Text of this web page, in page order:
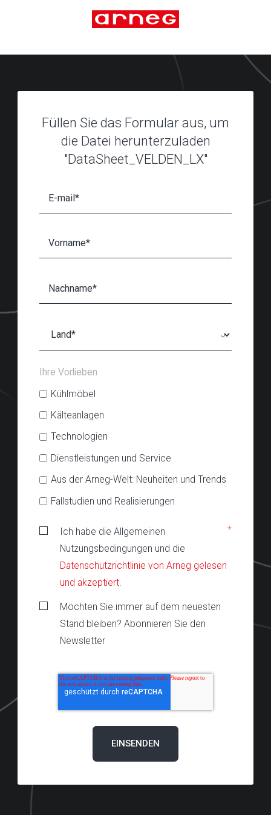
Füllen Sie das Formular aus, um
die Datei herunterzuladen
"DataSheet_VELDEN_LX"
Ihre Vorlieben
Kühlmöbel
Kälteanlagen
Technologien
Dienstleistungen und Service
Aus der Arneg-Welt: Neuheiten und Trends
Fallstudien und Realisierungen
Ich habe die Allgemeinen
Nutzungsbedingungen und die
Datenschutzrichtlinie von Arneg gelesen
und akzeptiert
*
Möchten Sie immer auf dem neuesten
Stand bleiben? Abonnieren Sie den
Newsletter